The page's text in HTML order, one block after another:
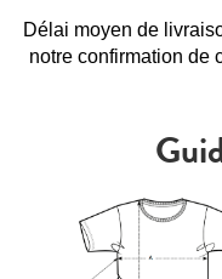
Délai moyen de
notre confirmation de